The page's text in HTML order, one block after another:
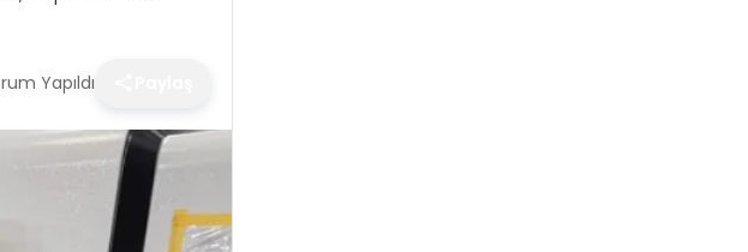
Yapıldı